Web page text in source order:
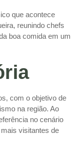
que acontece
reunindo chefs
boa comida em um
com o objetivo de
na região. Ao
no cenário
visitantes de